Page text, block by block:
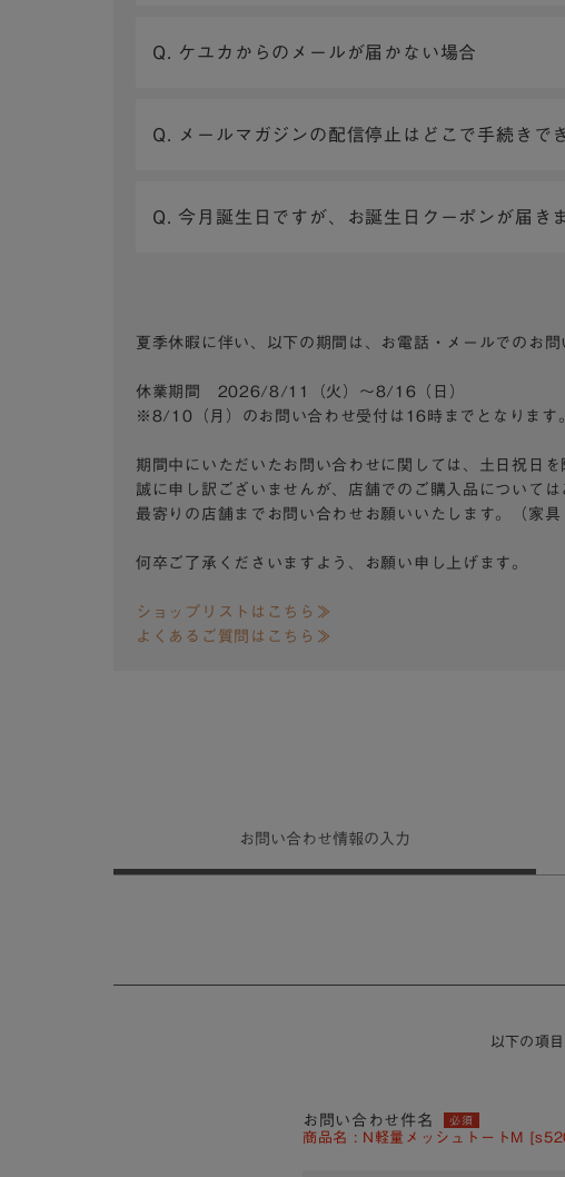
Q. ケユカからのメールが届かない場合
Q. メールマガジンの配信停止はどこで手続きで
Q. 今月誕生日ですが、お誕生日クーポンが届き
夏季休暇に伴い、以下の期間は、お電話・メールでのお
休業期間 2026/8/11（火）～8/16（日）
※8/10（月）のお問い合わせ受付は16時までとなります
期間中にいただいたお問い合わせに関しては、土日祝日
誠に申し訳ございませんが、店舗でのご購入品について
最寄りの店舗までお問い合わせお願いいたします。（家
何卒ご了承くださいますよう、お願い申し上げます。
ショップリストはこちら≫
よくあるご質問はこちら≫
お問い合わせ情報の入力
以下の項
お問い合わせ件名 必須
商品名 : N軽量メッシュトートM